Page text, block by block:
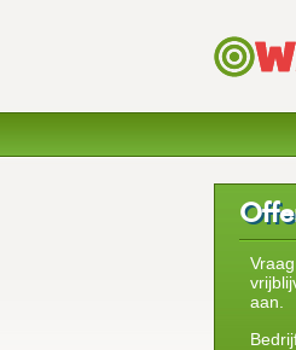
aan.